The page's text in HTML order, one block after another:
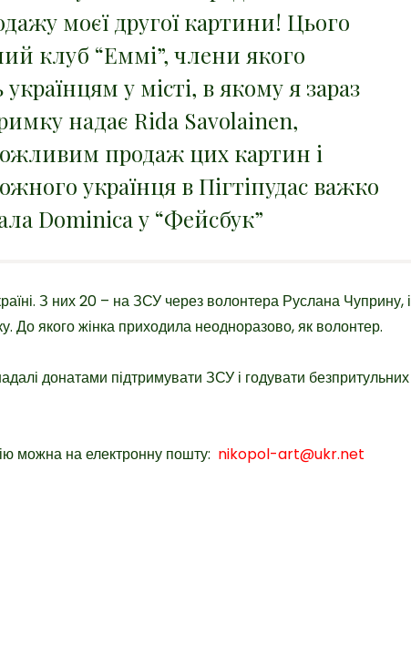
моєї другої картини! Цього
клуб “Еммі”, члени якого
у місті, в якому я зараз
надає Rida Savolainen,
продаж цих картин і
українця в Пігтіпудас важко
Dominica у “Фейсбук”
З них 20 – на ЗСУ через волонтера Руслана Чуприну, і
До якого жінка приходила неодноразово, як волонтер.
донатами підтримувати ЗСУ і годувати безпритульних
можна на електронну пошту: nikopol-art@ukr.net